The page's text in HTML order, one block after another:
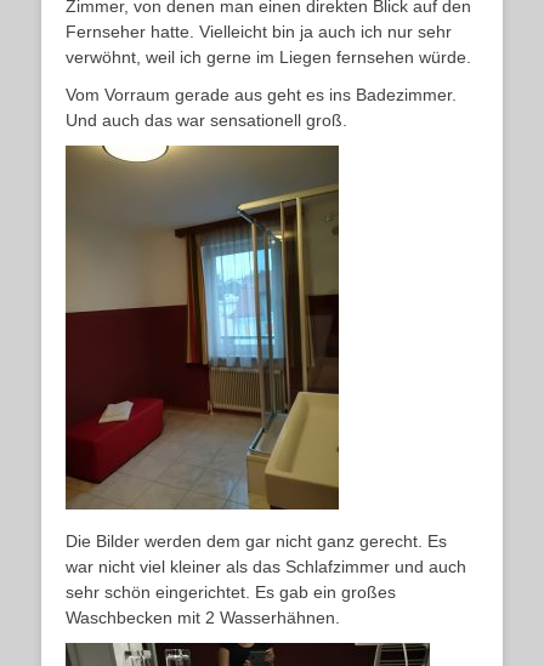
Zimmer, von denen man einen direkten Blick auf den
Fernseher hatte. Vielleicht bin ja auch ich nur sehr
verwöhnt, weil ich gerne im Liegen fernsehen würde.
Vom Vorraum gerade aus geht es ins Badezimmer.
Und auch das war sensationell groß.
Die Bilder werden dem gar nicht ganz gerecht. Es
war nicht viel kleiner als das Schlafzimmer und auch
sehr schön eingerichtet. Es gab ein großes
Waschbecken mit 2 Wasserhähnen.